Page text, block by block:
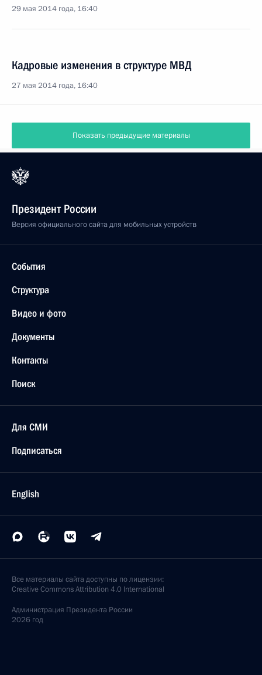
29 мая 2014 года, 16:40
Кадровые изменения в структуре МВД
27 мая 2014 года, 16:40
Показать предыдущие материалы
Президент России
Версия официального сайта для мобильных устройств
События
Структура
Видео и фото
Документы
Контакты
Поиск
Для СМИ
Подписаться
English
Все материалы сайта доступны по лицензии:
Creative Commons Attribution 4.0 International
Администрация Президента России
2026 год